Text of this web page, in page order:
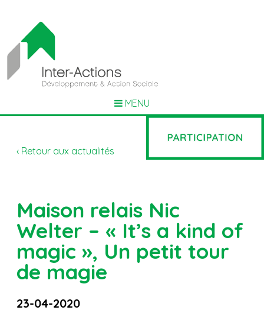
MENU
‹ Retour aux actualités
Maison relais Nic
Welter – « It’s a kind of
magic », Un petit tour
de magie
23-04-2020